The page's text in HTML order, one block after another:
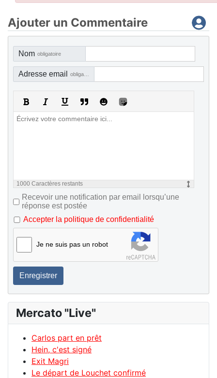
Ajouter un Commentaire
Nom obligatoire
Adresse email
1000 Caractères restants
Recevoir une notification par email lorsqu’une
réponse est postée
Accepter la politique de confidentialité
Je ne suis pas un robot
Enregistrer
Mercato "Live"
Carlos part en prêt
Hein, c'est signé
Exit Magri
Le départ de Louchet confirmé